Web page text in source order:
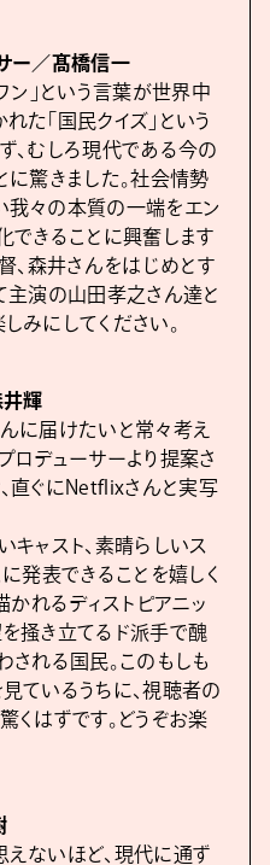
ー／髙橋信一
ン」という言葉が世界中
た「国民クイズ」という
、むしろ現代である今の
に驚きました。社会情勢
我々の本質の一端をエン
できることに興奮します
、森井さんをはじめとす
主演の山田孝之さん達と
みにしてください。
井輝
に届けたいと常々考え
ロデューサーより提案さ
直ぐにNetflixさんと実写
キャスト、素晴らしいス
発表できることを嬉しく
かれるディストピアニッ
掻き立てるド派手で醜
される国民。このもしも
ているうちに、視聴者の
くはずです。どうぞお楽
ないほど、現代に通ず